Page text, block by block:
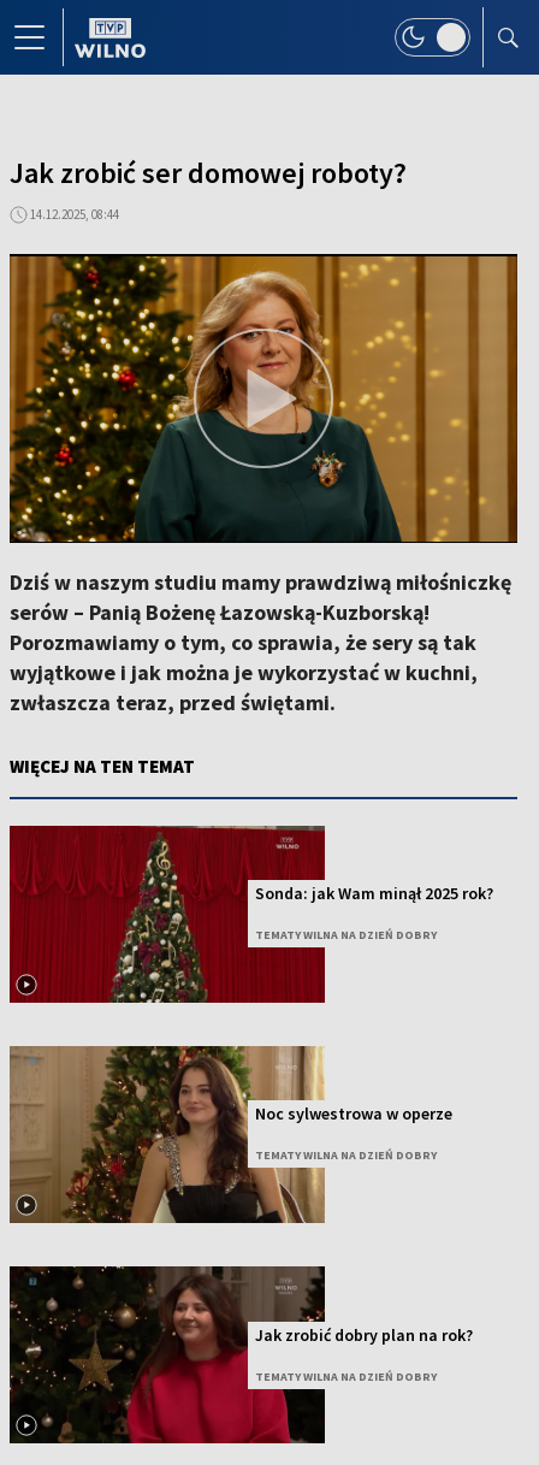
Jak zrobić ser domowej roboty?
14.12.2025, 08:44
Dziś w naszym studiu mamy prawdziwą miłośniczkę
serów – Panią Bożenę Łazowską-Kuzborską!
Porozmawiamy o tym, co sprawia, że sery są tak
wyjątkowe i jak można je wykorzystać w kuchni,
zwłaszcza teraz, przed świętami.
WIĘCEJ NA TEN TEMAT
Sonda: jak Wam minął 2025 rok?
TEMATY WILNA NA DZIEŃ DOBRY
Noc sylwestrowa w operze
TEMATY WILNA NA DZIEŃ DOBRY
Jak zrobić dobry plan na rok?
TEMATY WILNA NA DZIEŃ DOBRY